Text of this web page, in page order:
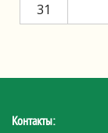
31
Контакты: